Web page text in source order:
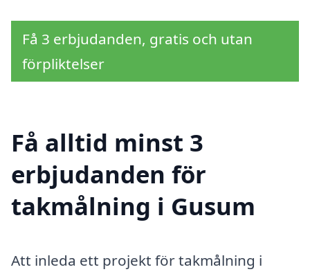
Få 3 erbjudanden, gratis och utan
förpliktelser
Få alltid minst 3
erbjudanden för
takmålning i Gusum
Att inleda ett projekt för takmålning i